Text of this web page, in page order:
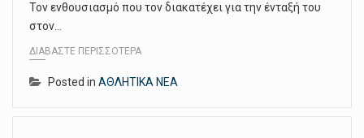
Τον ενθουσιασμό που τον διακατέχει για την ένταξή του
στον…
ΔΙΑΒΆΣΤΕ ΠΕΡΙΣΣΌΤΕΡΑ
Posted in ΑΘΛΗΤΙΚΑ ΝΕΑ